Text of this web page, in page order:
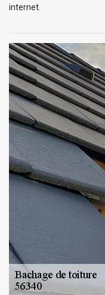
internet.